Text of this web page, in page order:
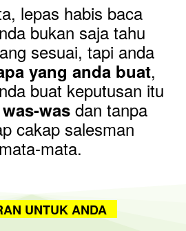
lepas habis baca
bukan saja tahu
sesuai, tapi anda
yang anda buat,
buat keputusan itu
was dan tanpa
cakap salesman
mata.
UNTUK ANDA